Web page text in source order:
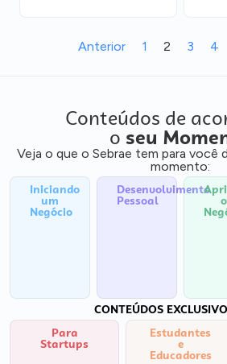
Anterior 1 2 3 4
Conteúdos de
o seu
Veja o que o Sebrae tem para você
momento:
Iniciando
um
Negócio
Desenvolvimento
Pessoal o
CONTEÚDOS
Para
Startups
Estudantes
e
Educadores